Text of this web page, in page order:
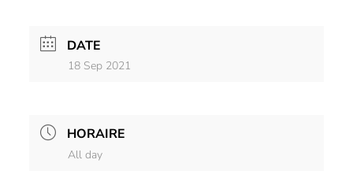
DATE
18 Sep 2021
HORAIRE
All day